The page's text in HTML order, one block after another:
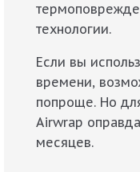
технологии.
Если вы
времени,
попроще. Но
Airwrap
месяцев.